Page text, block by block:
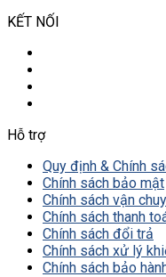
KẾT NỐI
Hỗ trợ
Quy định & Chính
Chính sách bảo mật
Chính sách vận
Chính sách thanh
Chính sách đổi trả
Chính sách xử lý
Chính sách bảo